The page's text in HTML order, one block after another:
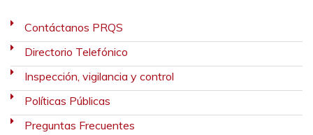
Contáctanos PRQS
Directorio Telefónico
Inspección, vigilancia y control
Políticas Públicas
Preguntas Frecuentes